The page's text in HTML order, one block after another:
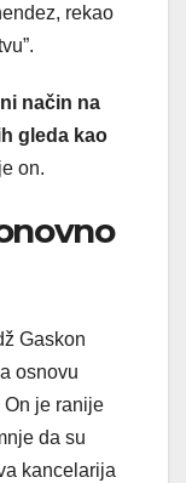
rekao
način na
gleda kao
on.
Gaskon
osnovu
je ranije
da su
kancelarija